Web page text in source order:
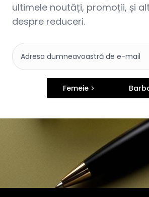
ultimele noutăți, promoții, și
despre reduceri.
Femeie